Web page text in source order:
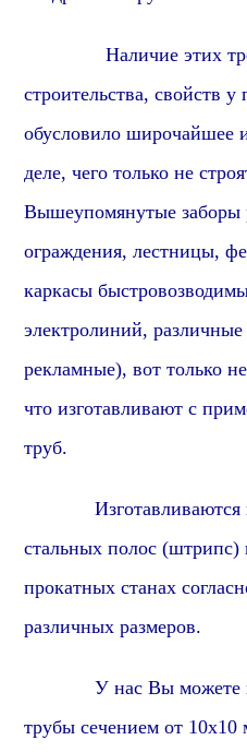
Наличие этих
строительства, свойств
обусловило широчайшее
деле, чего только не
Вышеупомянутые заборы
ограждения, лестницы,
каркасы
электролиний,
рекламные), вот только
что изготавливают с
труб.
Изготавливаются
стальных полос (штрипс)
прокатных станах
различных размеров.
У нас Вы можете
трубы сечением от